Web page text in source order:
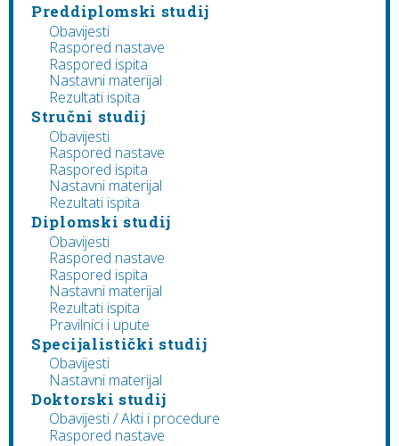
Preddiplomski studij
Obavijesti
Raspored nastave
Raspored ispita
Nastavni materijal
Rezultati ispita
Stručni studij
Obavijesti
Raspored nastave
Raspored ispita
Nastavni materijal
Rezultati ispita
Diplomski studij
Obavijesti
Raspored nastave
Raspored ispita
Nastavni materijal
Rezultati ispita
Pravilnici i upute
Specijalistički studij
Obavijesti
Nastavni materijal
Doktorski studij
Obavijesti / Akti i procedure
Raspored nastave